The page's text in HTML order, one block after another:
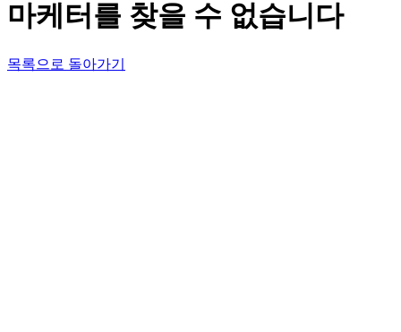
마케터를 찾을 수 없습니다
목록으로 돌아가기